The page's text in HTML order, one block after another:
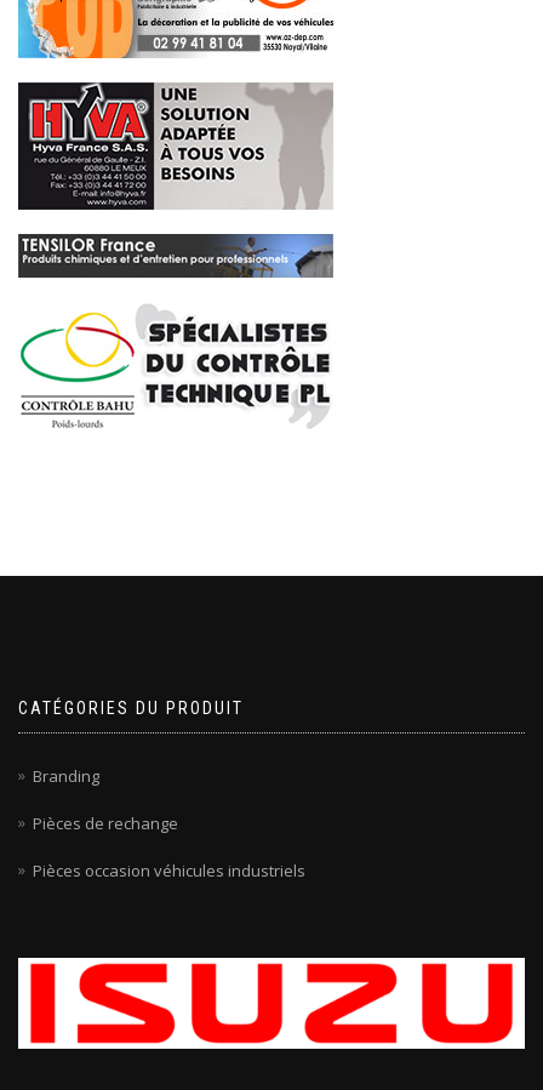
CATÉGORIES DU PRODUIT
Branding
Pièces de rechange
Pièces occasion véhicules industriels